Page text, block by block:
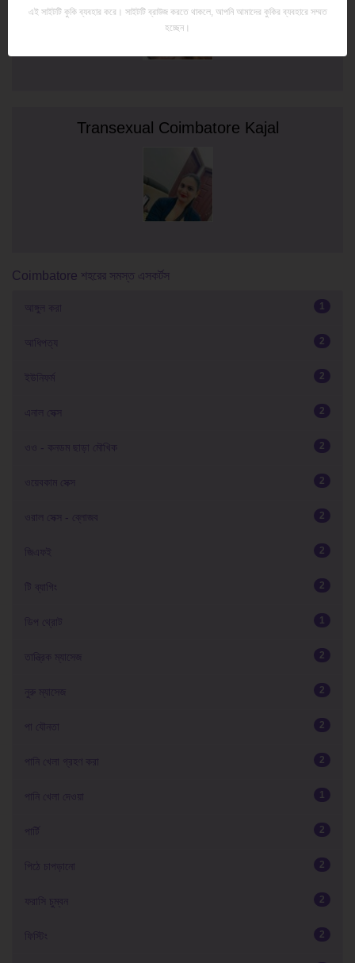
Transexual Coimbatore Kajal
Coimbatore শহরের সমস্ত এসকর্টস
আঙ্গুল করা 1
আধিপত্য 2
2
এনাল সেক্স 2
ওও - কনডম ছাড়া মৌখিক 2
ওয়েবকাম সেক্স 2
ওরাল সেক্স - ব্লোজব 2
জিএফই 2
টি ব্যাগিং 2
ডিপ থ্রোট 1
তান্ত্রিক ম্যাসেজ 2
নুরু ম্যাসেজ 2
পা যৌনতা 2
পানি খেলা গ্রহণ করা 2
পানি খেলা দেওয়া 1
পার্টি 2
পিঠে চাপড়ানো 2
ফরাসি চুম্বন 2
ফিস্টিং 2
এই সাইটটি কুকি ব্যবহার করে। সাইটটি ব্রাউজ করতে থাকলে, আপনি আমাদের কুকির ব্যবহারে সম্মত
হচ্ছেন।